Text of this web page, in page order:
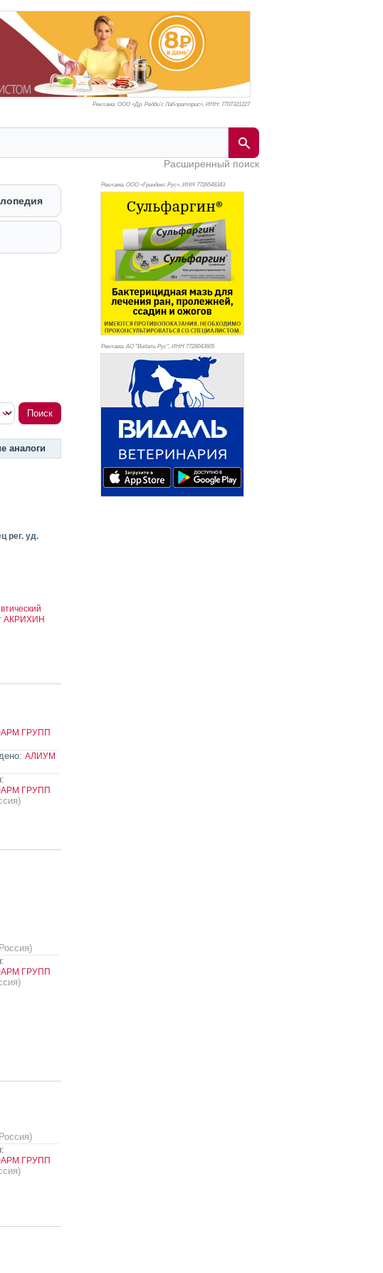
Реклама. ООО «Др. Редди’с Лабораторис», ИНН: 7707321227
Расширенный поиск
аналоги
рег. уд.
АКРИХИН
ГРУПП
АЛИУМ
ГРУПП
ГРУПП
ГРУПП
Реклама. ООО «Гриндекс Рус», ИНН 7726548343
Реклама. АО "Видаль Рус", ИНН 7728043605